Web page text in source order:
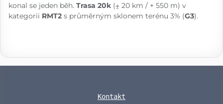
konal se jeden běh. Trasa 20k (⨦ 20 km / + 550 m) v
kategorii RMT2 s průměrným sklonem terénu 3% (G3).
Kontakt